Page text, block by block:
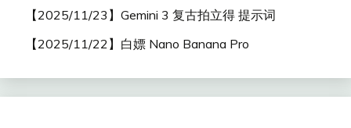
【2025/11/23】Gemini 3 复古拍立得 提示词
【2025/11/22】白嫖 Nano Banana Pro